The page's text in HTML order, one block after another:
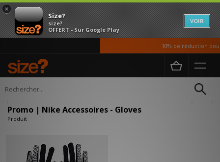
×
Size?
size?
OFFERT - Sur Google Play
VOIR
10% de réduction
Accueil Homme
Promo | Nike Accessoires - Gloves
Produit